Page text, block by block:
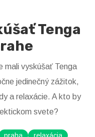
Tenga
mali vyskúšať Tenga
jedinečný zážitok,
a relaxácie. A kto by
svete?